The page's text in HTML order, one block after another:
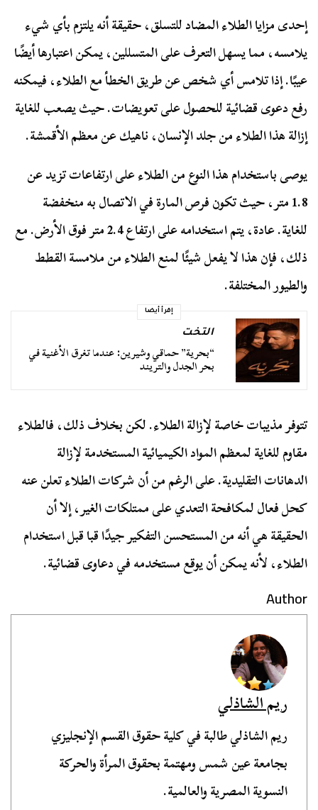
إحدى مزايا الطلاء المضاد للتسلق، حقيقة أنه يلتزم بأي شيء
يلامسه، مما يسهل التعرف على المتسللين، يمكن اعتبارها أيضًا
عيبًا. إذا تلامس أي شخص عن طريق الخطأ مع الطلاء، فيمكنه
رفع دعوى قضائية للحصول على تعويضات. حيث يصعب للغاية
إزالة هذا الطلاء من جلد الإنسان، ناهيك عن معظم الأقمشة.
يوصى باستخدام هذا النوع من الطلاء على ارتفاعات تزيد عن
1.8 متر، حيث تكون فرص المارة في الاتصال به منخفضة
للغاية. عادة، يتم استخدامه على ارتفاع 2.4 متر فوق الأرض. مع
ذلك، فإن هذا لا يفعل شيئًا لمنع الطلاء من ملامسة القطط
والطيور المختلفة.
إقرأ أيضا
التخت
“بحرية” حماقي وشيرين: عندما تغرق الأغنية في
بحر الجدل والتريند
تتوفر مذيبات خاصة لإزالة الطلاء. لكن بخلاف ذلك، فالطلاء
مقاوم للغاية لمعظم المواد الكيميائية المستخدمة لإزالة
الدهانات التقليدية. على الرغم من أن شركات الطلاء تعلن عنه
كحل فعال لمكافحة التعدي على ممتلكات الغير، إلا أن
الحقيقة هي أنه من المستحسن التفكير جيدًا قبا قبل استخدام
الطلاء، لأنه يمكن أن يوقع مستخدمه في دعاوى قضائية.
Author
ريم الشاذلي
ريم الشاذلي طالبة في كلية حقوق القسم الإنجليزي
بجامعة عين شمس ومهتمة بحقوق المرأة والحركة
النسوية المصرية والعالمية.